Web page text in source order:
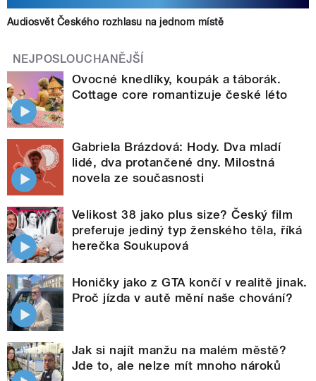
Audiosvět Českého rozhlasu na jednom místě
NEJPOSLOUCHANĚJŠÍ
Ovocné knedlíky, koupák a táborák.
Cottage core romantizuje české léto
Gabriela Brázdová: Hody. Dva mladí
lidé, dva protančené dny. Milostná
novela ze současnosti
Velikost 38 jako plus size? Český film
preferuje jediný typ ženského těla, říká
herečka Soukupová
Honičky jako z GTA končí v realitě jinak.
Proč jízda v autě mění naše chování?
Jak si najít manžu na malém městě?
Jde to, ale nelze mít mnoho nároků